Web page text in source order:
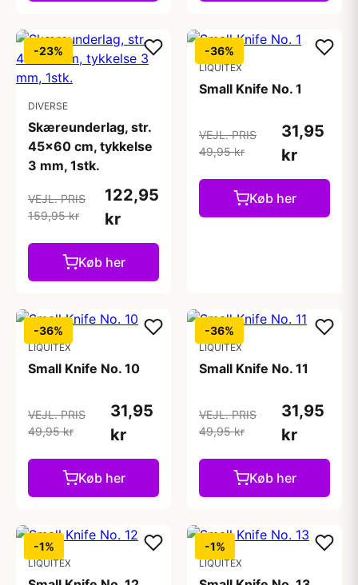
-23%
DIVERSE
Skæreunderlag, str.
45x60 cm, tykkelse
3 mm, 1stk.
VEJL. PRIS
159,95 kr
122,95
kr
Køb her
-36%
LIQUITEX
Small Knife No. 1
VEJL. PRIS
49,95 kr
31,95
kr
Køb her
-36%
LIQUITEX
Small Knife No. 10
VEJL. PRIS
49,95 kr
31,95
kr
Køb her
-36%
LIQUITEX
Small Knife No. 11
VEJL. PRIS
49,95 kr
31,95
kr
Køb her
-1%
LIQUITEX
-1%
LIQUITEX